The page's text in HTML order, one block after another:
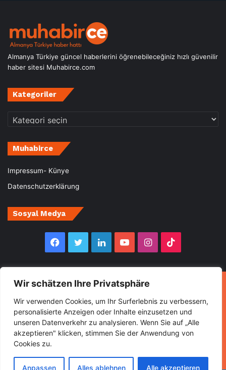
Wir schätzen Ihre Privatsphäre
Wir verwenden Cookies, um Ihr Surferlebnis zu verbessern,
personalisierte Anzeigen oder Inhalte einzusetzen und
unseren Datenverkehr zu analysieren. Wenn Sie auf „Alle
akzeptieren" klicken, stimmen Sie der Anwendung von
Cookies zu.
Anpassen Alles ablehnen Alle akzeptieren
Almanya Türkiye güncel haberlerini öğrenebileceğiniz hızlı güvenilir
haber sitesi Muhabirce.com
Kategoriler
Kategoriler
Muhabirce
Impressum- Künye
Datenschutzerklärung
Sosyal Medya
Facebook
TwitterLinkedInYouTubeInstagram
© Copyright 2026, All Rights Reserved Muhabirce
Ana Sayfa
Haberler Ekonomi
Gurbette Bir Ömür
Kültür&Sanat
Spor Turizm